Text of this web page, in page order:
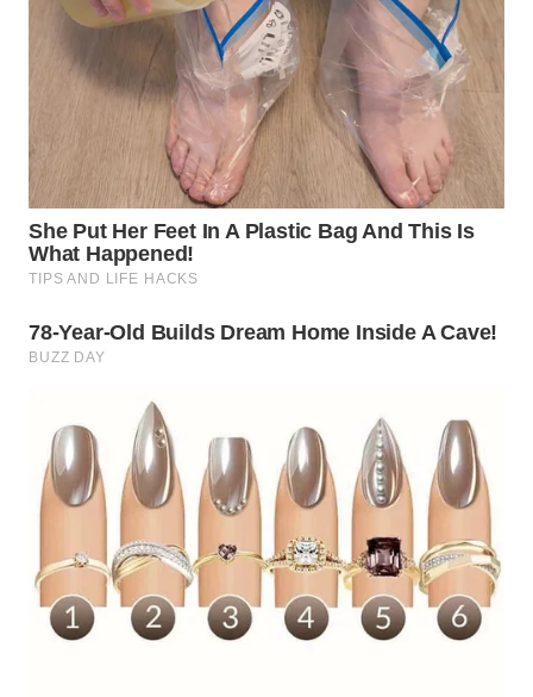
LANGKAT
WN
TAPANULI
SELATAN
WN
TANJUNG
WN
WN
SIMALUNGUN
LABUHANBATU
WN